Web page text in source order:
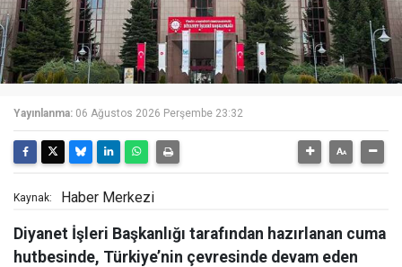
Yayınlanma: 06 Ağustos 2026 Perşembe 23:32
Kaynak: Haber Merkezi
Diyanet İşleri Başkanlığı tarafından hazırlanan cuma
hutbesinde, Türkiye’nin çevresinde devam eden